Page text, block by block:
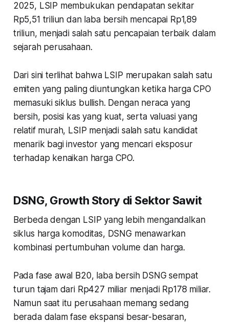
2025, LSIP membukukan pendapatan sekitar
Rp5,51 triliun dan laba bersih mencapai Rp1,89
triliun, menjadi salah satu pencapaian terbaik dalam
sejarah perusahaan.
Dari sini terlihat bahwa LSIP merupakan salah satu
emiten yang paling diuntungkan ketika harga CPO
memasuki siklus bullish. Dengan neraca yang
bersih, posisi kas yang kuat, serta valuasi yang
relatif murah, LSIP menjadi salah satu kandidat
menarik bagi investor yang mencari eksposur
terhadap kenaikan harga CPO.
DSNG, Growth Story di Sektor Sawit
Berbeda dengan LSIP yang lebih mengandalkan
siklus harga komoditas, DSNG menawarkan
kombinasi pertumbuhan volume dan harga.
Pada fase awal B20, laba bersih DSNG sempat
turun tajam dari Rp427 miliar menjadi Rp178 miliar.
Namun saat itu perusahaan memang sedang
berada dalam fase ekspansi besar-besaran,